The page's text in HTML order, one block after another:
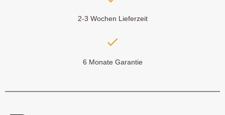
2-3 Wochen Lieferzeit
6 Monate Garantie